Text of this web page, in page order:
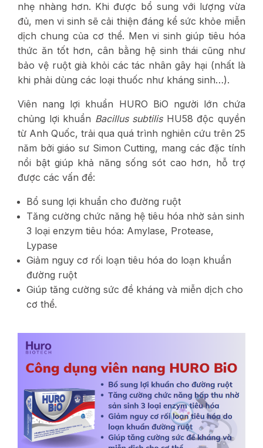
nhẹ nhàng hơn. Khi được bổ sung với lượng vừa
đủ, men vi sinh sẽ cải thiện đáng kể sức khỏe miễn
dịch chung của cơ thể. Men vi sinh giúp tiêu hóa
thức ăn tốt hơn, cân bằng hệ sinh thái cũng như
bảo vệ ruột già khỏi các tác nhân gây hại (nhất là
khi phải dùng các loại thuốc như kháng sinh…).
Viên nang lợi khuẩn HURO BiO người lớn chứa
chủng lợi khuẩn Bacillus subtilis HU58 độc quyền
từ Anh Quốc, trải qua quá trình nghiên cứu trên 25
năm bởi giáo sư Simon Cutting, mang các đặc tính
nổi bật giúp khả năng sống sót cao hơn, hỗ trợ
được các vấn đề:
Bổ sung lợi khuẩn cho đường ruột
Tăng cường chức năng hệ tiêu hóa nhờ sản sinh
3 loại enzym tiêu hóa: Amylase, Protease,
Lypase
Giảm nguy cơ rối loạn tiêu hóa do loạn khuẩn
đường ruột
Giúp tăng cường sức đề kháng và miễn dịch cho
cơ thể.